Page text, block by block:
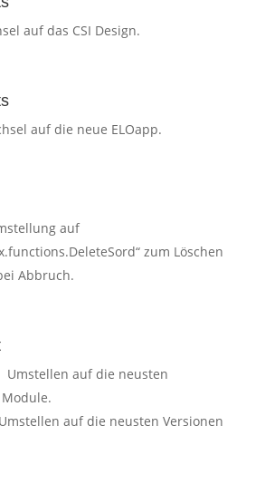
auf das CSI Design.
auf die neue ELOapp.
auf
zum Löschen
Abbruch.
Umstellen auf die neusten
Umstellen auf die neusten Versionen